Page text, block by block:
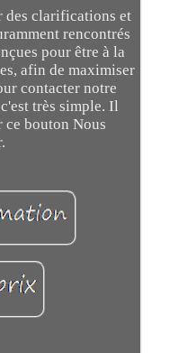
des clarifications et
rencontrés
pour être à la
afin de maximiser
contacter notre
très simple. Il
bouton Nous